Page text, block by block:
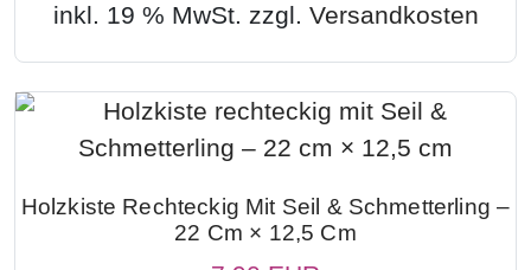
inkl. 19 % MwSt. zzgl. Versandkosten
Holzkiste Rechteckig Mit Seil & Schmetterling –
22 Cm × 12,5 Cm